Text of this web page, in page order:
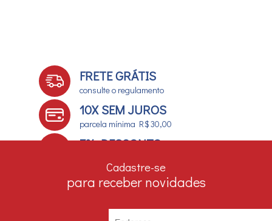
FRETE GRÁTIS
consulte o regulamento
10X SEM JUROS
parcela mínima R$ 30,00
7% DESCONTO
Cadastre-se
para receber novidades